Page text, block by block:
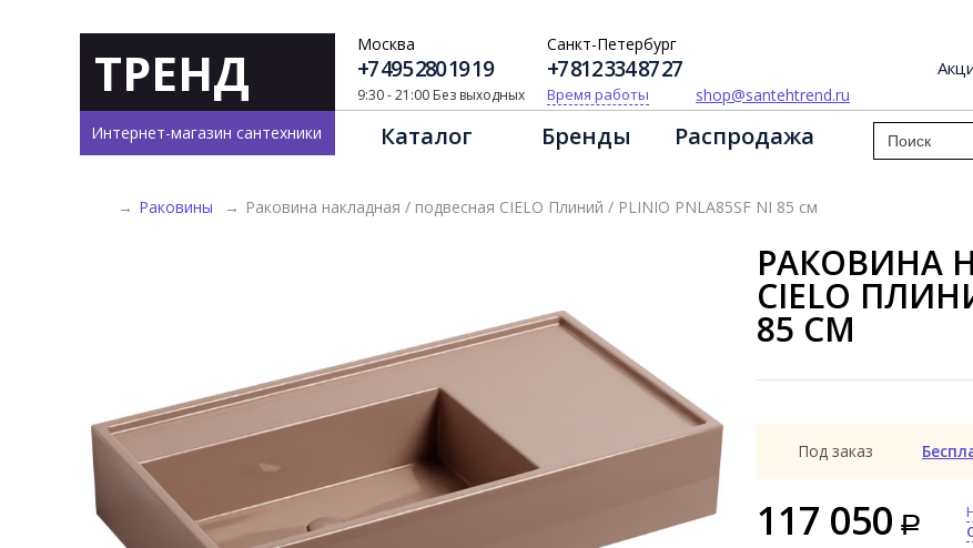
ТРЕНД
Интернет-магазин сантехники
Москва
+7 495 280 19 19
9:30 - 21:00 Без выходных
Санкт-Петербург
+7 812 334 87 27
Время работы shop@santehtrend.ru
Каталог Бренды Распродажа
→ Раковины → Раковина накладная / подвесная CIELO Плиний / PLINIO PNLA85SF NI 85 см
РАКОВИНА
CIELO
85 СМ
Под заказ
117 050